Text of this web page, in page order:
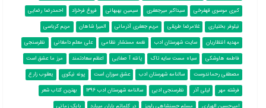
کبری موسوی قهفرخی
سیداکبر میرجعفری سیمین بهبهانی فروغ فرخزاد
احمدرضا رضایی
نیلوفر بختیاری
غلامرضا طریقی مریم جعفری آذرمانی المیرا شاهان
مریم کرباسی
مهدیه انتظاریان
سایت شهرستان ادب نغمه مستشار نظامی علی معلم دامغانی
نظرسنجی
فاطمه هاوشکی
سیاه مست سایه تاک پانته آ صفایی اعظم سعادتمند
مرز ما عشق است
مصطفی رحماندوست
سالنامه شهرستان ادب عشق سوزان است پونه نیکوی
یعقوب زارع
فرشته مهر
لیلی آذر نظرسنجی ادبی سالنامه شهرستان ادب 1396
بهترین کتاب شعر
امیرحسین الهیاری
مسلم حسنشاهی راویز در کلماتم باران میبارد
بابک زمانی